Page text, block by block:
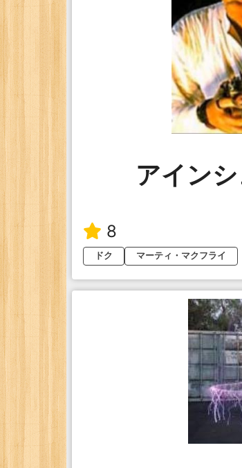
アイン
8
ドク
マーティ・マクフライ